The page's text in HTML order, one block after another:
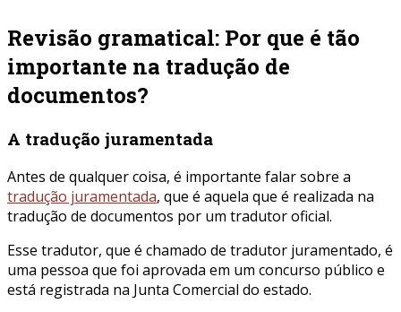
Revisão gramatical: Por que é tão
importante na tradução de
documentos?
A tradução juramentada
Antes de qualquer coisa, é importante falar sobre a
tradução juramentada, que é aquela que é realizada na
tradução de documentos por um tradutor oficial.
Esse tradutor, que é chamado de tradutor juramentado, é
uma pessoa que foi aprovada em um concurso público e
está registrada na Junta Comercial do estado.